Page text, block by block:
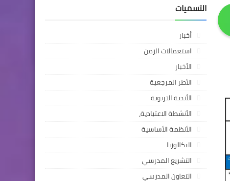
التسميات
أخبار
استعمالات الزمن
الأخبار
الأطر المرجعية
الأندية التربوية
الأنشطة الاعتيادية،
الأنظمة الأساسية
البكالوريا
التشريع المدرسي
التعاون المدرسي